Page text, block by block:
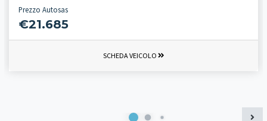
Prezzo Autosas
€21.685
SCHEDA VEICOLO